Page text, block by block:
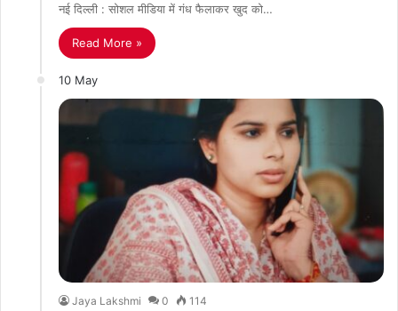
नई दिल्ली : सोशल मीडिया में गंध फैलाकर खुद को…
Read More »
10 May
Jaya Lakshmi 0 114